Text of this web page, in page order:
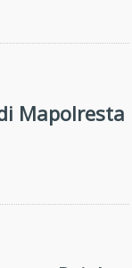
Mapolresta